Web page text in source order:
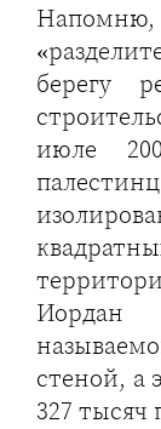
Напомню,
берегу
июле
Иордан
стеной, а
327 тысяч